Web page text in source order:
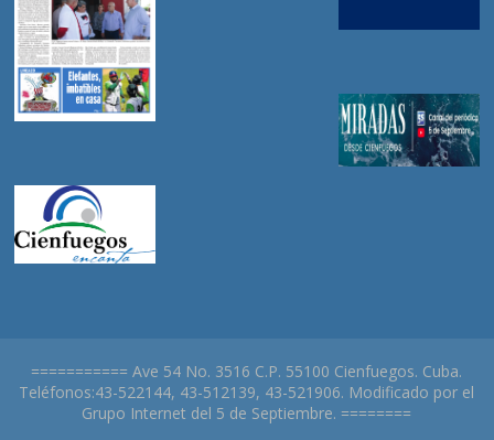
=========== Ave 54 No. 3516 C.P. 55100 Cienfuegos. Cuba.
Teléfonos:43-522144, 43-512139, 43-521906. Modificado por el
Grupo Internet del 5 de Septiembre. ========